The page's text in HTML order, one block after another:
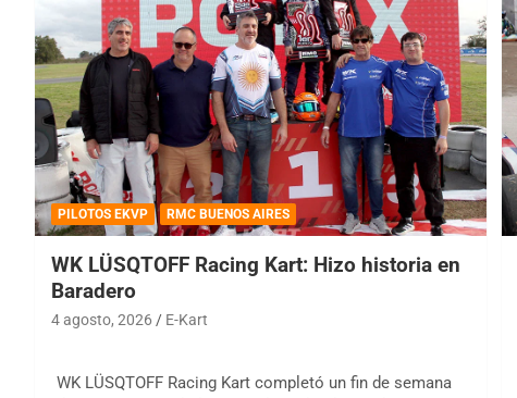
PILOTOS EKVP RMC BUENOS AIRES
WK LÜSQTOFF Racing Kart: Hizo historia en
Baradero
4 agosto, 2026 E-Kart
WK LÜSQTOFF Racing Kart completó un fin de semana